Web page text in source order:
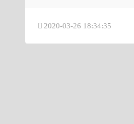
2020-03-26 18:34:35